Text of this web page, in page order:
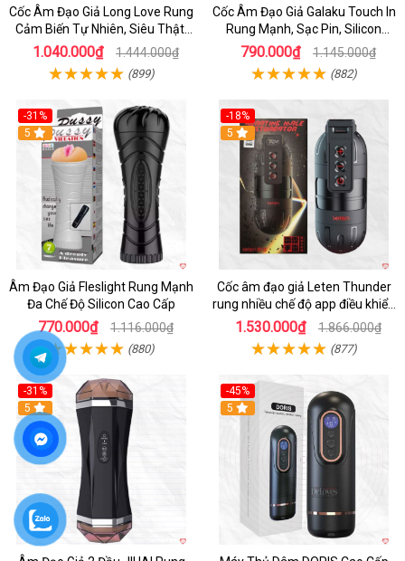
Cốc Âm Đạo Giả Long Love Rung
Cảm Biến Tự Nhiên, Siêu Thật,
Sướng
1.040.000₫ 1.444.000₫
(899)
Cốc Âm Đạo Giả Galaku Touch In
Rung Mạnh, Sạc Pin, Silicon
Mềm
790.000₫ 1.145.000₫
(882)
-31%
5
Âm Đạo Giả Fleslight Rung Mạnh
Đa Chế Độ Silicon Cao Cấp
770.000₫ 1.116.000₫
(880)
-18%
5
Cốc âm đạo giả Leten Thunder
rung nhiều chế độ app điều khiển
tiện lợi
1.530.000₫ 1.866.000₫
(877)
-31%
5
-45%
Hot
5